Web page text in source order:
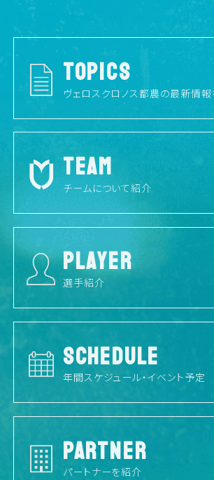
TOPICS
ヴェロスクロノス都農の最新情
TEAM
チームについて紹介
PLAYER
選手紹介
SCHEDULE
年間スケジュール・イベント予定
PARTNER
パートナーを紹介